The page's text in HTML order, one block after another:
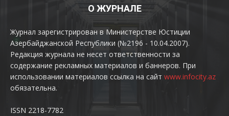
О ЖУРНАЛЕ
Журнал зарегистрирован в Министерстве Юстиции
Азербайджанской Республики (№2196 - 10.04.2007).
Редакция журнала не несет ответственности за
содержание рекламных материалов и баннеров. При
использовании материалов ссылка на сайт www.infocity.az
обязательна.
ISSN 2218-7782